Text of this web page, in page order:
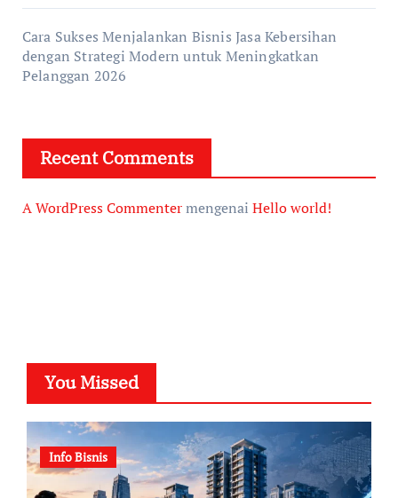
Cara Sukses Menjalankan Bisnis Jasa Kebersihan
dengan Strategi Modern untuk Meningkatkan
Pelanggan 2026
Recent Comments
A WordPress Commentermengenai Hello world!
You Missed
Info Bisnis